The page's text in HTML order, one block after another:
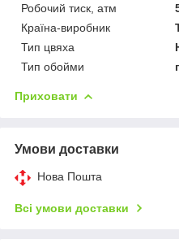
Робочий тиск, атм
Країна-виробник
Тип цвяха
Тип обойми
Приховати
Умови доставки
Нова Пошта
Всі умови доставки